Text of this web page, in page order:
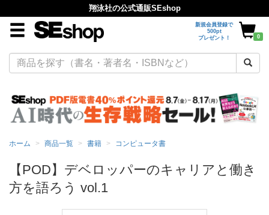
翔泳社の公式通販SEshop
新規会員登録で
500pt
プレゼント！
0
ホーム 商品一覧 書籍 コンピュータ書
【POD】デベロッパーのキャリアと働き
方を語ろう vol.1